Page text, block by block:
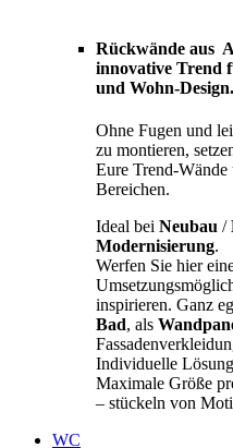
Rückwände aus
innovative Trend
und Wohn-Design.
Ohne Fugen und
zu montieren,
Eure Trend-Wände
Bereichen.
Ideal bei Neubau /
Modernisierung.
Werfen Sie hier
inspirieren. Ganz
Bad, als
Individuelle
Maximale Größe
– stückeln von
WC